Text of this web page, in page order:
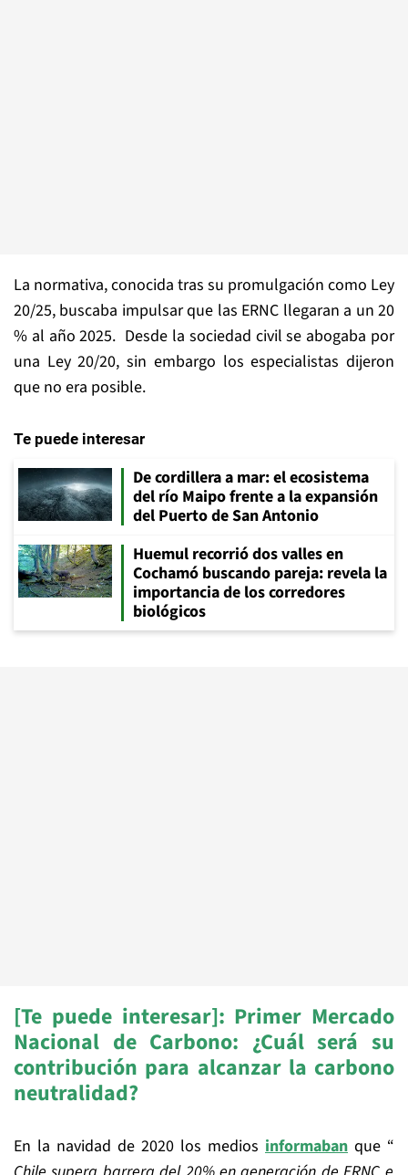
La normativa, conocida tras su promulgación como Ley
20/25, buscaba impulsar que las ERNC llegaran a un 20
% al año 2025. Desde la sociedad civil se abogaba por
una Ley 20/20, sin embargo los especialistas dijeron
que no era posible.
Te puede interesar
De cordillera a mar: el ecosistema
del río Maipo frente a la expansión
del Puerto de San Antonio
Huemul recorrió dos valles en
Cochamó buscando pareja: revela la
importancia de los corredores
biológicos
[Te puede interesar]: Primer Mercado
Nacional de Carbono: ¿Cuál será su
contribución para alcanzar la carbono
neutralidad?
En la navidad de 2020 los medios informaban que “